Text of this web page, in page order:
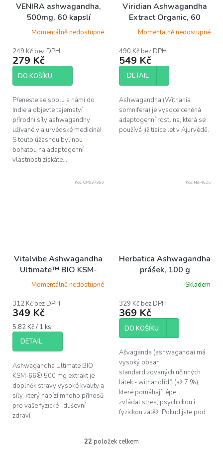
VENIRA ashwagandha,
500mg, 60 kapslí
Momentálně nedostupné
249 Kč bez DPH
279 Kč
DO KOŠÍKU
Přeneste se spolu s námi do
Indie a objevte tajemství
přírodní síly ashwagandhy
užívané v ajurvédské medicíně!
S touto úžasnou bylinou
bohatou na adaptogenní
vlastnosti získáte...
Viridian Ashwagandha
Extract Organic, 60
kapslí
Momentálně nedostupné
490 Kč bez DPH
549 Kč
DETAIL
Ashwagandha (Withania
somnifera) je vysoce ceněná
adaptogenní rostlina, která se
používá již tisíce let v Ájurvédě.
Vitalvibe Ashwagandha
Ultimate™ BIO KSM-
66® 500 mg extrakt, 60
Momentálně nedostupné
312 Kč bez DPH
349 Kč
Měrná
cena:
5,82 Kč / 1 ks
DETAIL
Ashwagandha Ultimate BIO
KSM-66® 500 mg extrakt je
doplněk stravy vysoké kvality a
síly, který nabízí mnoho přínosů
pro vaše fyzické i duševní
zdraví.
Kód: OM997990
Herbatica Ashwagandha
prášek, 100 g
produktu
je
5,0
5
Skladem
329 Kč bez DPH
369 Kč
DO KOŠÍKU
Ašvaganda (ashwaganda) má
vysoký obsah
standardizovaných účinných
látek - withanolidů (až 7 %),
které pomáhají lépe
zvládat stres, psychickou i
fyzickou zátěž. Pokud jste pod...
Kód: HB-4625
O
22 položek celkem